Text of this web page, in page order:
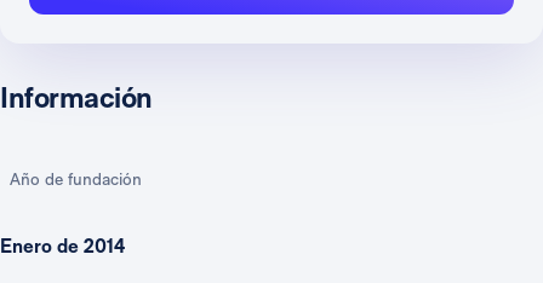
Información
Año de fundación
Enero de 2014